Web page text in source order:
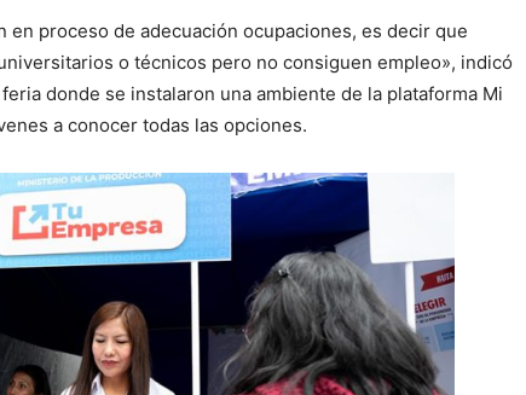
en proceso de adecuación ocupaciones, es decir que
o técnicos pero no consiguen empleo», indicó
donde se instalaron una ambiente de la plataforma Mi
a conocer todas las opciones.